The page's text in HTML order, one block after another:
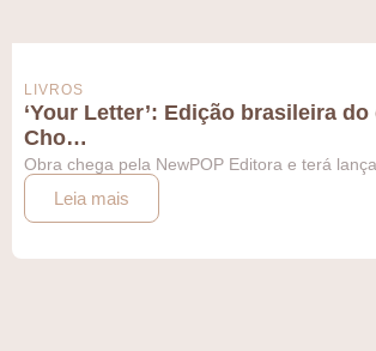
LIVROS
‘Your Letter’: Edição brasileira
Cho…
Obra chega pela NewPOP Editora e terá
Leia mais